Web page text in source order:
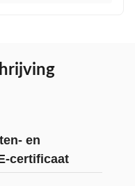
en
certificaat